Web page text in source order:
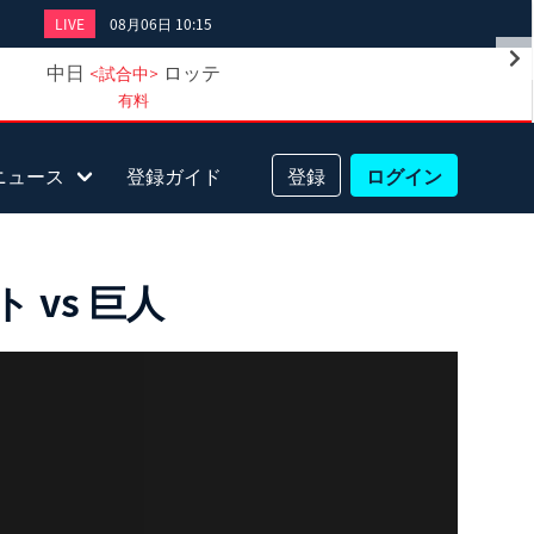
LIVE 08月06日 10:15
中日 <試合中> ロッテ
有料
ュース 登録ガイド 登録 ログイン
vs 巨人